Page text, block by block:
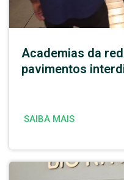
Academias da
pavimentos
SAIBA MAIS